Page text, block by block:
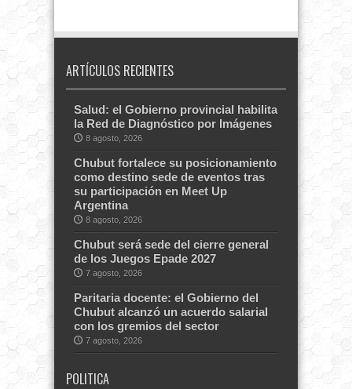
ARTÍCULOS RECIENTES
Salud: el Gobierno provincial habilita
la Red de Diagnóstico por Imágenes
8 agosto, 2026
Chubut fortalece su posicionamiento
como destino sede de eventos tras
su participación en Meet Up
Argentina
8 agosto, 2026
Chubut será sede del cierre general
de los Juegos Epade 2027
7 agosto, 2026
Paritaria docente: el Gobierno del
Chubut alcanzó un acuerdo salarial
con los gremios del sector
7 agosto, 2026
POLITICA